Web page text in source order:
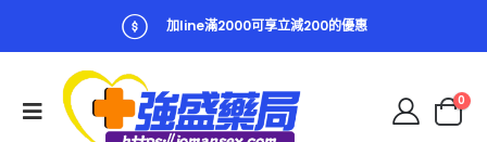
加line滿2000可享立減200的優惠
0